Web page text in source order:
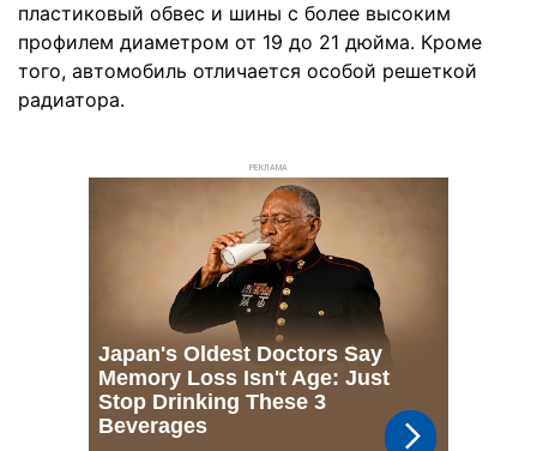
пластиковый обвес и шины с более высоким
профилем диаметром от 19 до 21 дюйма. Кроме
того, автомобиль отличается особой решеткой
радиатора.
РЕКЛАМА